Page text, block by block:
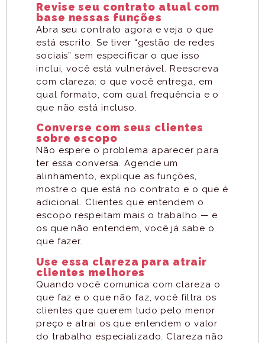
Revise seu contrato atual com
base nessas funções
Abra seu contrato agora e veja o que
está escrito. Se tiver “gestão de redes
sociais” sem especificar o que isso
inclui, você está vulnerável. Reescreva
com clareza: o que você entrega, em
qual formato, com qual frequência e o
que não está incluso.
Converse com seus clientes
sobre escopo
Não espere o problema aparecer para
ter essa conversa. Agende um
alinhamento, explique as funções,
mostre o que está no contrato e o que é
adicional. Clientes que entendem o
escopo respeitam mais o trabalho — e
os que não entendem, você já sabe o
que fazer.
Use essa clareza para atrair
clientes melhores
Quando você comunica com clareza o
que faz e o que não faz, você filtra os
clientes que querem tudo pelo menor
preço e atrai os que entendem o valor
do trabalho especializado. Clareza não